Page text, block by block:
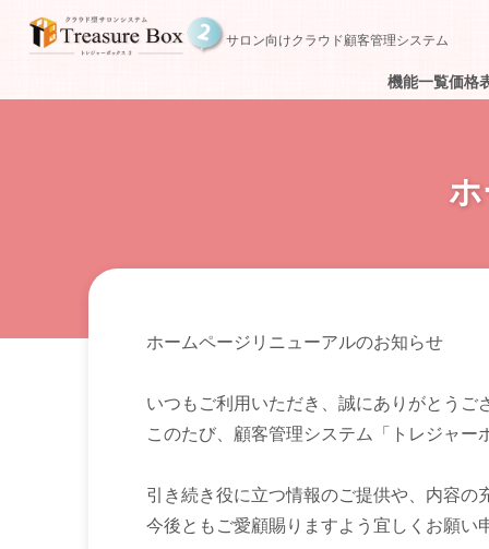
サロン向けクラウド顧客管理システム
機能一覧価格
ホームページリニューアルのお知らせ
いつもご利用いただき、誠にありがとうご
このたび、顧客管理システム「トレジャ
引き続き役に立つ情報のご提供や、内容の
今後ともご愛顧賜りますよう宜しくお願い